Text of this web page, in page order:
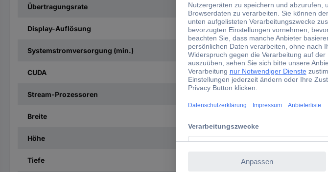
Übertragungsrate
Display-Auflösung
Systemstromversorgung (min.)
CUDA
Stream-Prozessoren
Breite
Höhe
Tiefe